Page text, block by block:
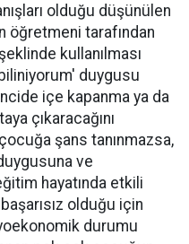
olduğu düşünülen
öğretmeni tarafından
kullanılması
duygusu
içe kapanma ya da
çıkaracağını
şans tanınmazsa,
ve
hayatında etkili
olduğu için
durumu